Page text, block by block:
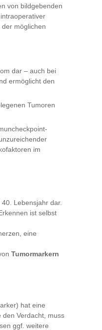
von bildgebenden
möglichen
dar – auch bei
ermöglicht den
Tumoren
im
Lebensjahr dar.
ist selbst
eine
Tumormarkern
hat eine
den Verdacht, muss
ggf. weitere